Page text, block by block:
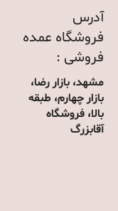
آدرس
فروشگاه عمده
فروشی :
مشهد، بازار رضا،
بازار چهارم، طبقه
بالا، فروشگاه
آقابزرگ